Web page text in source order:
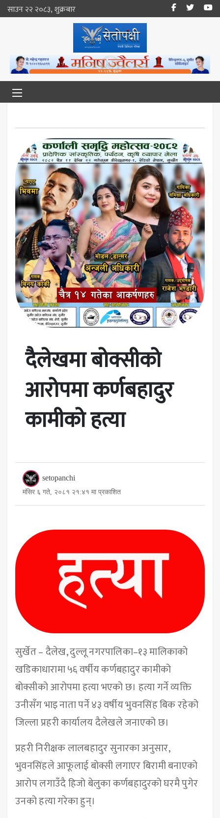
साउन २२ २०८३, शुक्रबार
दैलेखमा बोक्सीको
आरोपमा कर्णबहादुर
कामीको हत्या
setopanchi
मंसिर ६ गते, २०८१ २१:४१ मा प्रकाशित
सुर्खेत – दैलेख, दुल्लू नगरपालिका–१३ मालिकाको
खडिकाधारामा ५६ वर्षीय कर्णबहादुर कामीको
बोक्सीको आरोपमा हत्या भएको छ। हत्या गर्ने व्यक्ति
उनीसँग भाइ नाता पर्ने ४३ वर्षीय भुवनसिंह बिक रहेको
जिल्ला प्रहरी कार्यालय दैलेखले जनाएको छ।
प्रहरी निरीक्षक लालबहादुर सुनारका अनुसार,
भुवनसिंहले आफूलाई बोक्सी लगाएर बिरामी बनाएको
आरोप लगाउँदै हिजो बेलुका कर्णबहादुरको घरमै पुगेर
उनको हत्या गरेका हुन्।